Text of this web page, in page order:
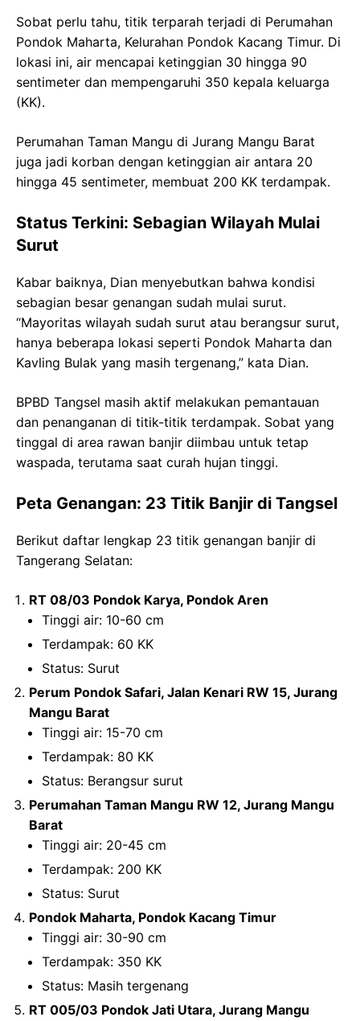
Sobat perlu tahu, titik terparah terjadi di Perumahan
Pondok Maharta, Kelurahan Pondok Kacang Timur. Di
lokasi ini, air mencapai ketinggian 30 hingga 90
sentimeter dan mempengaruhi 350 kepala keluarga
(KK).
Perumahan Taman Mangu di Jurang Mangu Barat
juga jadi korban dengan ketinggian air antara 20
hingga 45 sentimeter, membuat 200 KK terdampak.
Status Terkini: Sebagian Wilayah Mulai
Surut
Kabar baiknya, Dian menyebutkan bahwa kondisi
sebagian besar genangan sudah mulai surut.
“Mayoritas wilayah sudah surut atau berangsur surut,
hanya beberapa lokasi seperti Pondok Maharta dan
Kavling Bulak yang masih tergenang,” kata Dian.
BPBD Tangsel masih aktif melakukan pemantauan
dan penanganan di titik-titik terdampak. Sobat yang
tinggal di area rawan banjir diimbau untuk tetap
waspada, terutama saat curah hujan tinggi.
Peta Genangan: 23 Titik Banjir di Tangsel
Berikut daftar lengkap 23 titik genangan banjir di
Tangerang Selatan:
RT 08/03 Pondok Karya, Pondok Aren
Tinggi air: 10-60 cm
Terdampak: 60 KK
Status: Surut
Perum Pondok Safari, Jalan Kenari RW 15, Jurang
Mangu Barat
Tinggi air: 15-70 cm
Terdampak: 80 KK
Status: Berangsur surut
Perumahan Taman Mangu RW 12, Jurang Mangu
Barat
Tinggi air: 20-45 cm
Terdampak: 200 KK
Status: Surut
Pondok Maharta, Pondok Kacang Timur
Tinggi air: 30-90 cm
Terdampak: 350 KK
Status: Masih tergenang
RT 005/03 Pondok Jati Utara, Jurang Mangu